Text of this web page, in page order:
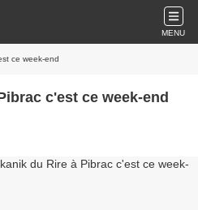
MENU
ce week-end
c'est ce week-end